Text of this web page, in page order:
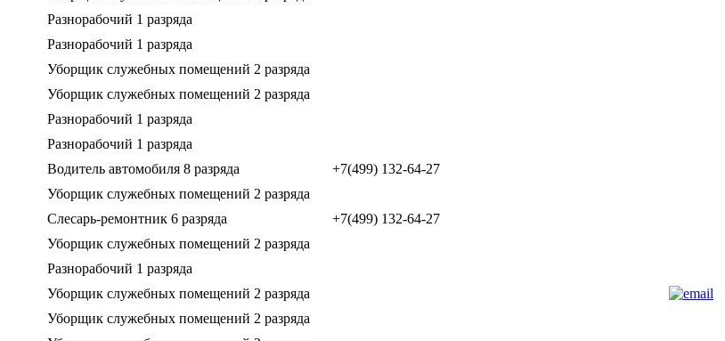
Разнорабочий 1 разряда
Разнорабочий 1 разряда
Уборщик служебных помещений 2 разряда
Уборщик служебных помещений 2 разряда
Разнорабочий 1 разряда
Разнорабочий 1 разряда
Водитель автомобиля 8 разряда
+7(499) 132-64-27
Уборщик служебных помещений 2 разряда
Слесарь-ремонтник 6 разряда
+7(499) 132-64-27
Уборщик служебных помещений 2 разряда
Разнорабочий 1 разряда
Уборщик служебных помещений 2 разряда
Уборщик служебных помещений 2 разряда